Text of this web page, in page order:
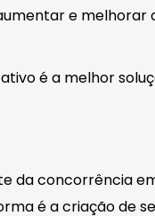
e
é a melhor
da concorrência
é a criação de